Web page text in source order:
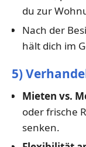
du zur
Nach der
hält dich im
5)
Mieten vs.
oder frische
senken.